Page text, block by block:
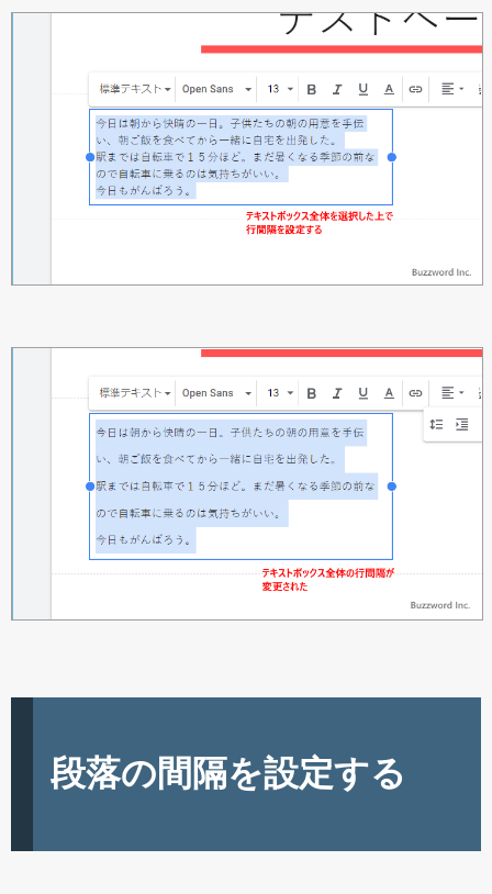
段落の間隔を設定する